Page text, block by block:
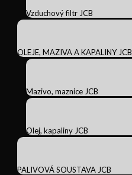
Vzduchový filtr JCB
OLEJE, MAZIVA A KAPALINY JCB
Mazivo, maznice JCB
Olej, kapaliny JCB
PALIVOVÁ SOUSTAVA JCB